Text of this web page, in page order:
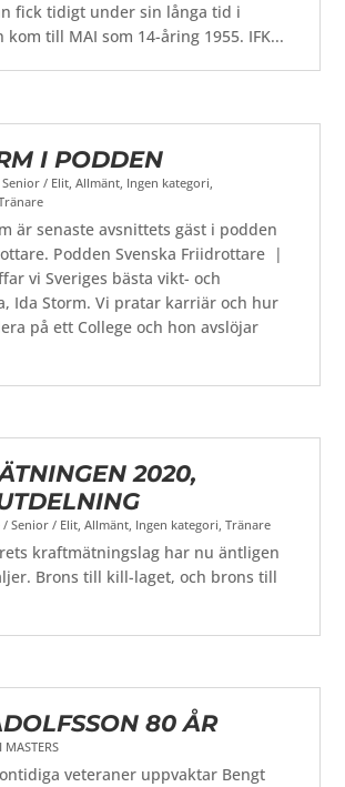
fick tidigt under sin långa tid i
till MAI som 14-åring 1955. IFK...
I PODDEN
Senior / Elit ,Allmänt Ingen kategori
är senaste avsnittets gäst i podden
Podden Svenska Friidrottare |
vi Sveriges bästa vikt- och
Ida Storm. Vi pratar karriär och hur
på ett College och hon avslöjar
2020,
/ Senior / Elit,Allmänt, Ingen kategori,Tränare
kraftmätningslag har nu äntligen
Brons till kill-laget, och brons till
80 ÅR
MASTERS
veteraner uppvaktar Bengt